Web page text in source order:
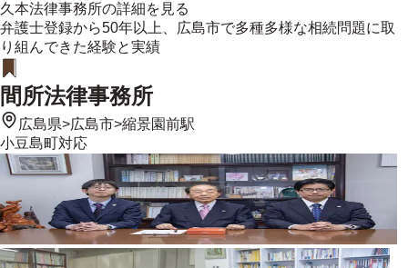
久本法律事務所の詳細を見る
弁護士登録から50年以上、広島市で多種多様な相続問題に取
り組んできた経験と実績
間所法律事務所
広島県>広島市>縮景園前駅
小豆島町対応